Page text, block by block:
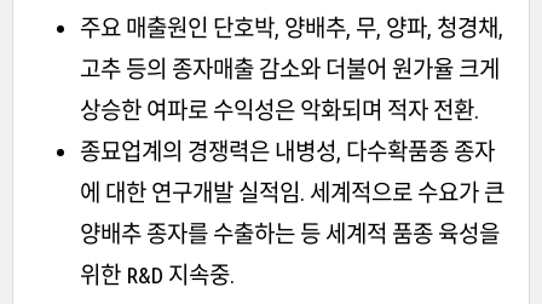
주요 매출원인 단호박, 양배추, 무, 양파, 청경채,
고추 등의 종자매출 감소와 더불어 원가율 크게
상승한 여파로 수익성은 악화되며 적자 전환.
종묘업계의 경쟁력은 내병성, 다수확품종 종자
에 대한 연구개발 실적임. 세계적으로 수요가 큰
양배추 종자를 수출하는 등 세계적 품종 육성을
위한 R&D 지속중.